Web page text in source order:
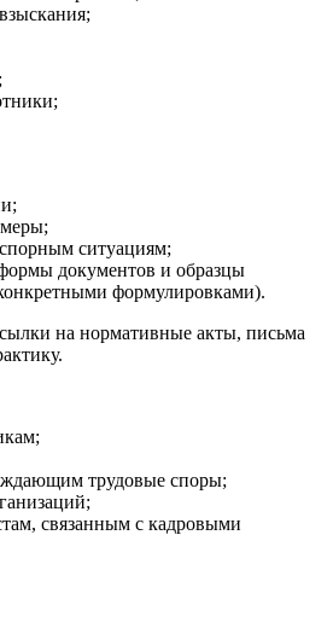
ситуациям;
документов и образцы
формулировками).
на нормативные акты, письма
трудовые споры;
связанным с кадровыми